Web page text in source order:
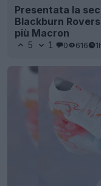
Presentata la
Blackburn
più Macron
5 1 0 616